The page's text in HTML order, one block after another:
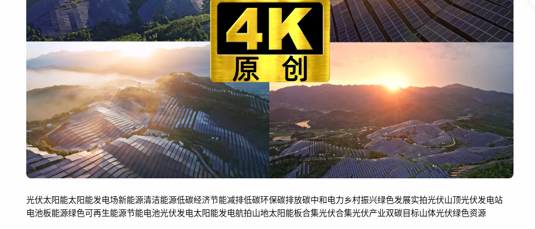
光伏太阳能太阳能发电场新能源清洁能源低碳经济节能减排低碳环保碳排放碳中和电力乡村振兴绿色发展实拍光伏山顶光伏发电站
电池板能源绿色可再生能源节能电池光伏发电太阳能发电航拍山地太阳能板合集光伏合集光伏产业双碳目标山体光伏绿色资源